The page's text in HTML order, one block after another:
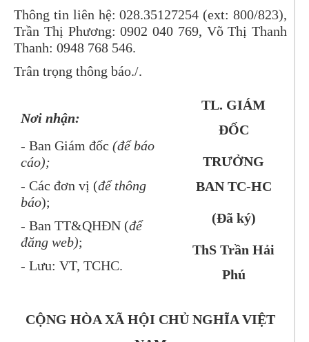
Thông tin liên hệ: 028.35127254 (ext: 800/823),
Trần Thị Phương: 0902 040 769, Võ Thị Thanh
Thanh: 0948 768 546.
Trân trọng thông báo./.
Nơi nhận:
- Ban Giám đốc(để báo
cáo);
- Các đơn vị (để thông
báo);
- Ban TT&QHĐN (để
đăng web);
- Lưu: VT, TCHC.
TL. GIÁM
ĐỐC
TRƯỞNG
BAN TC-HC
(Đã ký)
ThS Trần Hải
Phú
CỘNG HÒA XÃ HỘI CHỦ NGHĨA VIỆT